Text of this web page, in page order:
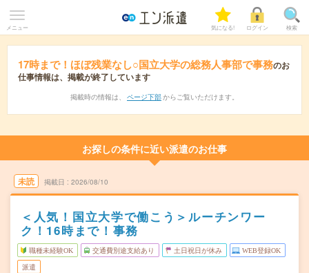
メニュー 気になる! ログイン 検索
17時まで！ほぼ残業なし○国立大学の総務人事部で事務のお
仕事情報は、掲載が終了しています
掲載時の情報は、 ページ下部 からご覧いただけます。
お探しの条件に近い派遣のお仕事
未読 掲載日 2026/08/10
＜人気！国立大学で働こう＞ルーチンワー
ク！16時まで！事務
職種未経験OK 交通費別途支給あり 土日祝日が休み WEB登録OK
派遣